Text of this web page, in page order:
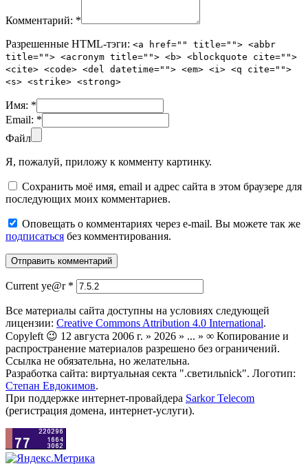
Комментарий: *
Разрешенные HTML-тэги: <a href="" title=""> <abbr
title=""> <acronym title=""> <b> <blockquote cite="">
<cite> <code> <del datetime=""> <em> <i> <q cite="">
<s> <strike> <strong>
Имя: *
Email: *
Файл
Я, пожалуй, приложу к комменту картинку.
Сохранить моё имя, email и адрес сайта в этом браузере для
последующих моих комментариев.
Оповещать о комментариях через e-mail. Вы можете так же
подписаться без комментирования.
Current ye@r *
Все материалы сайта доступны на условиях следующей
лицензии: Creative Commons Attribution 4.0 International.
Copyleft 😉 12 августа 2006 г. » 2026 » ... » ∞ Копирование и
распространение материалов разрешено без ограничений.
Ссылка не обязательна, но желательна.
Разработка сайта: виртуальная секта ".светильnick". Логотип:
Степан Евдокимов.
При поддержке интернет-провайдера Sarkor Telecom
(регистрация домена, интернет-услуги).